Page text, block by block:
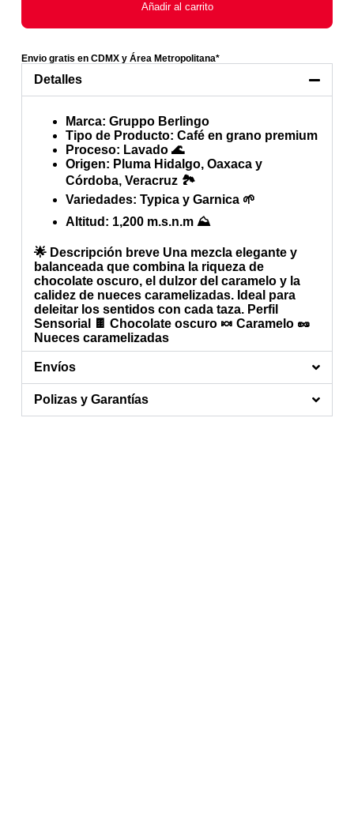
Añadir al carrito
Envio gratis en CDMX y Área Metropolitana*
Detalles
Marca: Gruppo Berlingo
Tipo de Producto: Café en grano premium
Proceso: Lavado 🌊
Origen: Pluma Hidalgo, Oaxaca y
Córdoba, Veracruz 🏞️
Variedades: Typica y Garnica 🌱
Altitud : 1,200 m.s.n.m ⛰️
🌟 Descripción breveUna mezcla elegante y
balanceada que combina la riqueza de
chocolate oscuro, el dulzor del carameloy la
calidez de nueces caramelizadas. Ideal para
deleitar los sentidos con cada taza. Perfil
Sensorial
🍫 Chocolate oscuro🍬 Caramelo🥜
Nueces caramelizadas
Envíos
Polizas y Garantías